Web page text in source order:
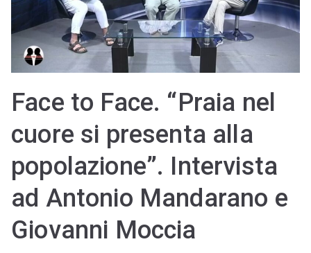
Face to Face. “Praia nel
cuore si presenta alla
popolazione”. Intervista
ad Antonio Mandarano e
Giovanni Moccia